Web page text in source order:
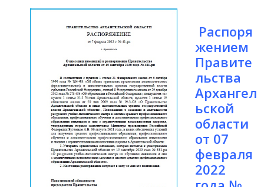
Распоря
жением
Правите
льства
Архангел
ьской
области
от 07
февраля
2022